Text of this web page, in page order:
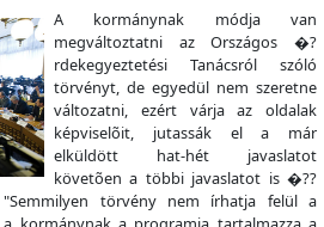
A kormánynak módja van
megváltoztatni az Országos �?
rdekegyeztetési Tanácsról szóló
törvényt, de egyedül nem szeretne
változatni, ezért várja az oldalak
képviselõit, jutassák el a már
elküldött hat-hét javaslatot
követõen a többi javaslatot is �??
törvény nem írhatja felül a